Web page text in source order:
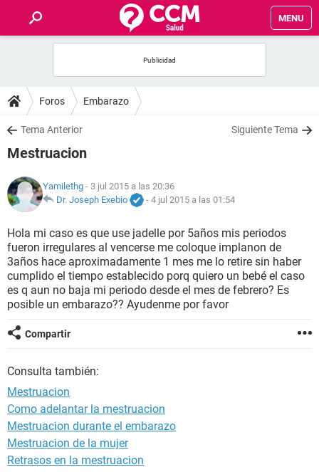
MENU
FOROS
SALUD
NUTRICIÓN
BIENESTAR
SEXUALIDAD
GLOSARIO
Foros Embarazo
Tema Anterior Siguiente Tema
Mestruacion
Yamilethg - 3 jul 2015 a las 20:36
Dr. Joseph Exebio
- 4 jul 2015 a las 01:54
Hola mi caso es que use jadelle por 5años mis periodos
fueron irregulares al vencerse me coloque implanon de
3años hace aproximadamente 1 mes me lo retire sin haber
cumplido el tiempo establecido porq quiero un bebé el caso
es q aun no baja mi periodo desde el mes de febrero? Es
posible un embarazo?? Ayudenme por favor
Compartir
Consulta también:
Mestruacion
Como adelantar la mestruacion
Mestruacion durante el embarazo
Mestruacion de la mujer
Retrasos en la mestruacion